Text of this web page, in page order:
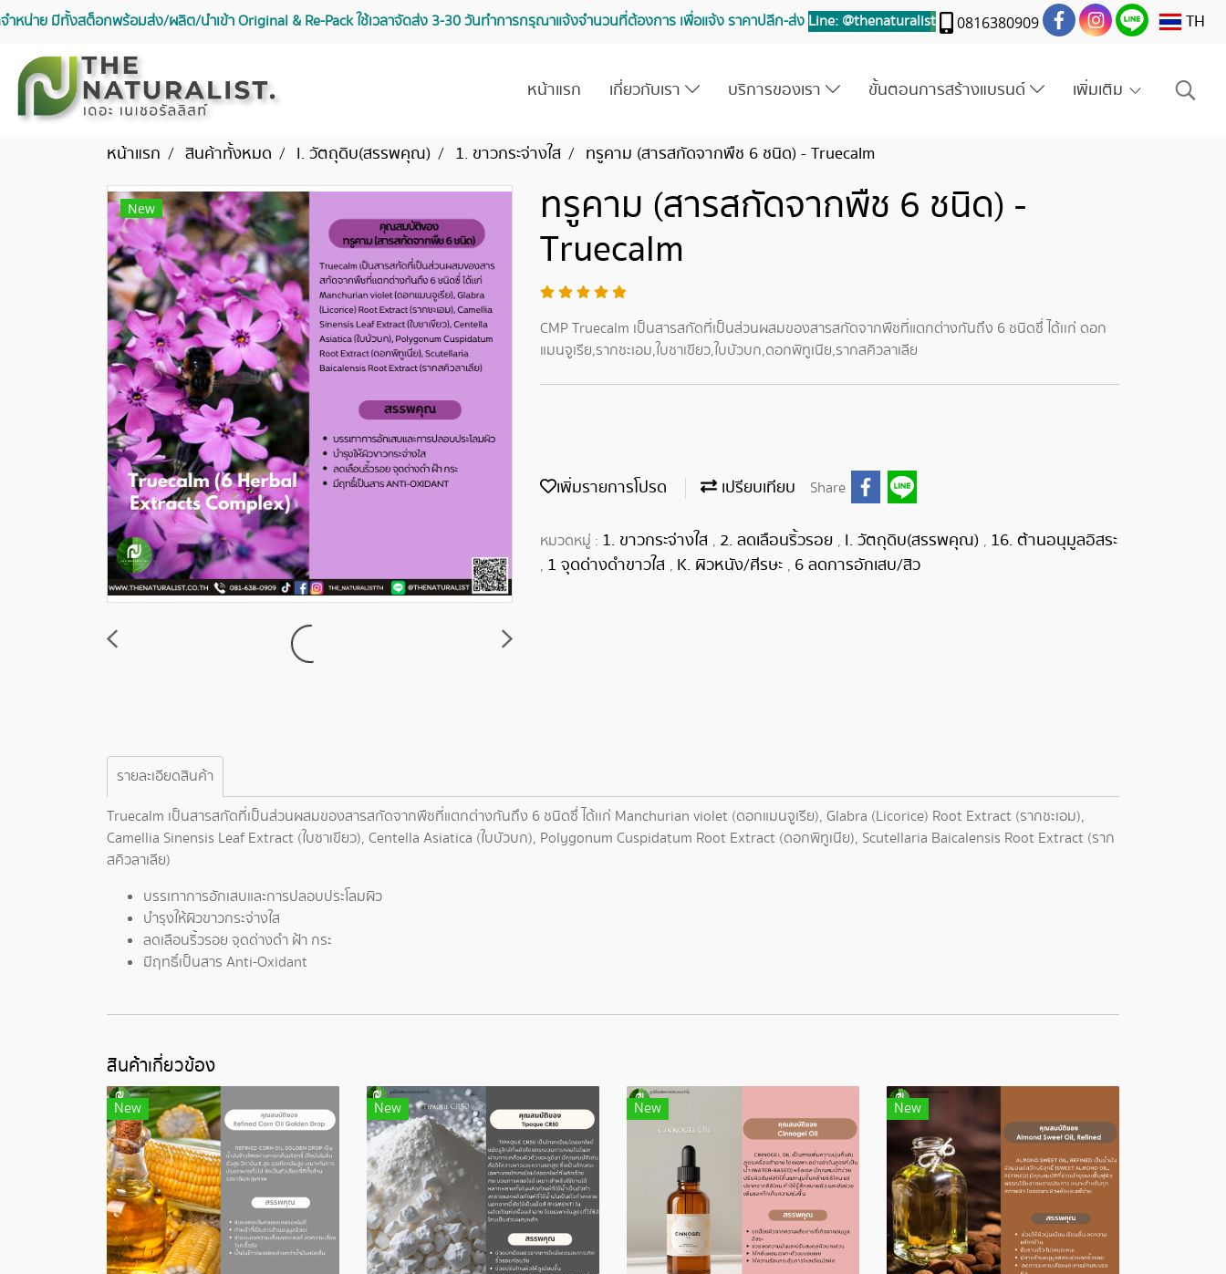
น่าย มีทั้งสต็อกพร้อมส่ง/ผลิต/นำเข้า Original & Re-Pack ใช้เวลาจัดส่ง 3-30 วันทำการ กรุณาแจ้งจำนวนที่ต้องการ เพื่อแจ้ง ราคาปลีก-ส่ง Line: @thenaturalist 0816380909 TH
หน้าแรก เกี่ยวกับเรา บริการของเรา ขั้นตอนการสร้างแบรนด์ เพิ่มเติม
หน้าแรก สินค้าทั้งหมด I. วัตถุดิบ(สรรพคุณ) 1. ขาวกระจ่างใส ทรูคาม (สารสกัดจากพืช 6 ชนิด) - Truecalm
New
ทรูคาม (สารสกัดจากพืช 6 ชนิด) -
Truecalm
CMP Truecalm เป็นสารสกัดที่เป็นส่วนผสมของสารสกัดจากพืชที่แตกต่างกันถึง 6 ชนิดซึ่ ได้เเก่ ดอก
แมนจูเรีย,รากชะเอม,ใบชาเขียว,ใบบัวบก,ดอกพิทูเนีย,รากสคิวลาเลีย
เพิ่มรายการโปรด เปรียบเทียบ Share
หมวดหมู่ : 1. ขาวกระจ่างใส , 2. ลดเลือนริ้วรอย , I. วัตถุดิบ(สรรพคุณ) , 16. ต้านอนุมูลอิสระ
, 1 จุดด่างดำขาวใส , K. ผิวหนัง/ศีรษะ , 6 ลดการอักเสบ/สิว
รายละเอียดสินค้า
Truecalm เป็นสารสกัดที่เป็นส่วนผสมของสารสกัดจากพืชที่แตกต่างกันถึง 6 ชนิดซึ่ ได้เเก่ Manchurian violet (ดอกแมนจูเรีย), Glabra (Licorice) Root Extract (รากชะเอม),
Camellia Sinensis Leaf Extract (ใบชาเขียว), Centella Asiatica (ใบบัวบก), Polygonum Cuspidatum Root Extract (ดอกพิทูเนีย), Scutellaria Baicalensis Root Extract (ราก
สคิวลาเลีย)
บรรเทาการอักเสบและการปลอบประโลมผิว
บำรุงให้ผิวขาวกระจ่างใส
ลดเลือนริ้วรอย จุดด่างดำ ฝ้า กระ
มีฤทธิ์เป็นสาร Anti-Oxidant
สินค้าเกี่ยวข้อง
New New New New